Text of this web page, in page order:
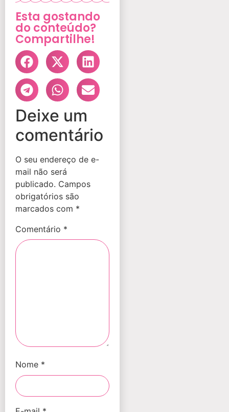
Esta gostando
do conteúdo?
Compartilhe!
Deixe um
comentário
O seu endereço de e-
mail não será
publicado. Campos
obrigatórios são
marcados com *
Comentário *
Nome *